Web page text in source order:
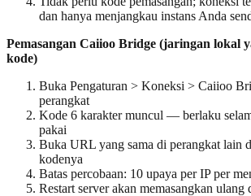
dan hanya menjangkau instans Anda
Pemasangan Caiioo Bridge (jaringan lokal
kode)
Buka Pengaturan > Koneksi > Caiioo
perangkat
Kode 6 karakter muncul — berlaku
pakai
Buka URL yang sama di perangkat lain
kodenya
Batas percobaan: 10 upaya per IP per
Restart server akan memasangkan ulang